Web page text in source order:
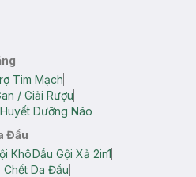
Tim Mạch
/ Giải Rượu
Dưỡng Não
Đầu
KhôDầu Gội Xả 2in1
Da Đầu